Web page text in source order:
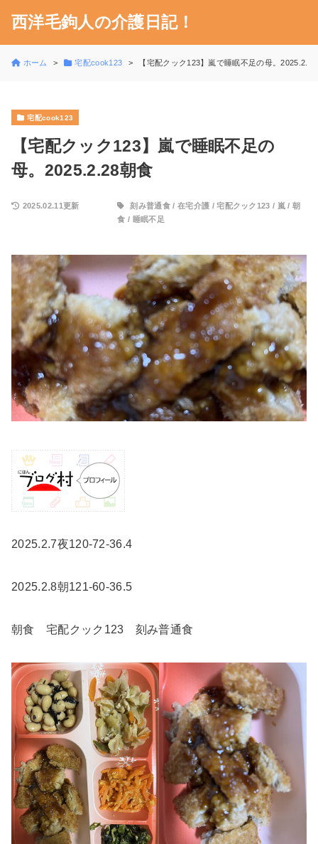
西洋毛鉤人の介護日記！
ホーム 宅配cook123 【宅配クック123】嵐で睡眠不足の母。
宅配cook123
【宅配クック123】嵐で睡眠不足の
母。2025.2.28朝食
2025.02.11更新 刻み普通食/ 在宅介護 /宅配クック123 / 嵐 /朝
食 / 睡眠不足
2025.2.7夜120-72-36.4
2025.2.8朝121-60-36.5
朝食 宅配クック123 刻み普通食